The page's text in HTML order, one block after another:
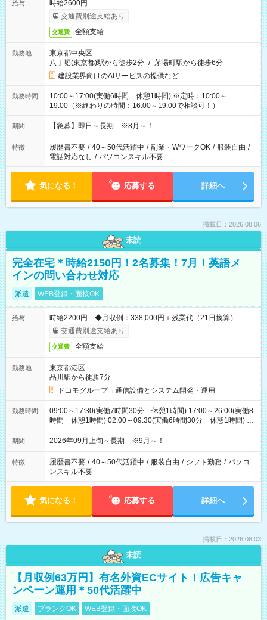
給与
時給2600円
交通費別途支給あり
交通費 全額支給
勤務地
東京都中央区
八丁堀(東京都)駅から徒歩2分 / 茅場町駅から徒歩6分
建設業界向けのAIサービスの提供など
勤務時間
10:00～17:00(実働6時間 休憩1時間) ※定時：10:00～
19:00（※終わりの時間：16:00～19:00で相談可！）
期間 【急募】即日～長期 ※8月～！
特徴 履歴書不要 / 40～50代活躍中 / 副業・WワークOK / 服装自由 /
電話対応なし / パソコンスキル不要
気になる！ 応募する 詳細へ
掲載日：2026.08.06
未読
完全在宅＊時給2150円！2名募集！7月！英語メ
インの問い合わせ対応
派遣 WEB登録・面接OK
給与
時給2200円 ◆月収例：338,000円＋残業代（21日換算）
交通費別途支給あり
交通費 全額支給
勤務地
東京都港区
品川駅から徒歩7分
ドコモグループ→通信設備とシステム開発・運用
勤務時間
09:00～17:30(実働7時間30分 休憩1時間) 17:00～26:00(実働8
時間 休憩1時間) 02:00～09:30(実働6時間30分 休憩1時間) ※
日勤は就業時間1/夜勤は就業時間2.3を連続で行って頂きます
期間 2026年09月上旬～長期 ※9月～！
特徴 履歴書不要 / 40～50代活躍中 / 服装自由 / シフト勤務 / パソコ
ンスキル不要
気になる！ 応募する 詳細へ
掲載日：2026.08.03
未読
【月収例63万円】有名外資ECサイト！広告キャ
ンペーン運用＊50代活躍中
派遣 ブランクOK WEB登録・面接OK